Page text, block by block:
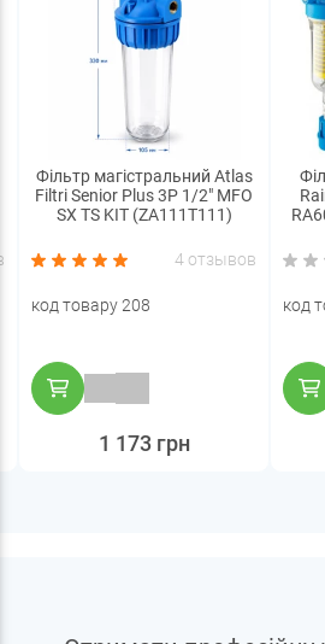
Фільтр магістральний Atlas
Filtri Senior Plus 3P 1/2" MFO
SX TS KIT (ZA111T111)
4 отзывов
код товару 208
1 173 грн
код